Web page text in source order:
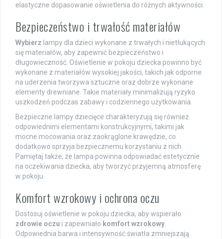
elastyczne dopasowanie oświetlenia do różnych aktywności.
Bezpieczeństwo i trwałość materiałów
Wybierz lampy dla dzieci wykonane z trwałych i nietłukących
się materiałów, aby zapewnić bezpieczeństwo i
długowieczność. Oświetlenie w pokoju dziecka powinno być
wykonane z materiałów wysokiej jakości, takich jak odporne
na uderzenia tworzywa sztuczne oraz dobrze wykonane
elementy drewniane. Takie materiały minimalizują ryzyko
uszkodzeń podczas zabawy i codziennego użytkowania.
Bezpieczne lampy dziecięce charakteryzują się również
odpowiednimi elementami konstrukcyjnymi, takimi jak
mocne mocowania oraz zaokrąglone krawędzie, co
dodatkowo sprzyja bezpiecznemu korzystaniu z nich.
Pamiętaj także, że lampa powinna odpowiadać estetycznie
na oczekiwania dziecka, aby tworzyć przyjemną atmosferę
w pokoju.
Komfort wzrokowy i ochrona oczu
Dostosuj oświetlenie w pokoju dziecka, aby wspierało
zdrowie oczu i zapewniało komfort wzrokowy
Odpowiednia barwa i intensywność światła zmniejszają